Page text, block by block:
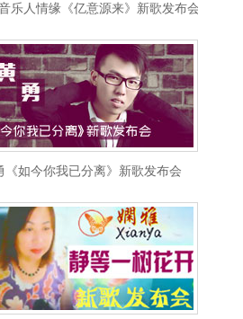
乐人情缘《亿意源来》新歌发布会
《如今你我已分离》新歌发布会